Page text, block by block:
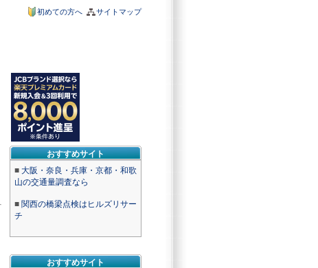
サイトマップ
初めての方へ
おすすめサイト
■ 大阪・奈良・兵庫・京都・和歌
山の交通量調査なら
■ 関西の橋梁点検はヒルズリサー
チ
おすすめサイト